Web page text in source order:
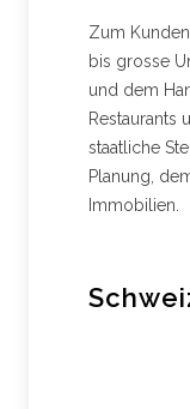
Zum
bis grosse
und dem
Restaurants
staatliche
Planung,
Immobilien.